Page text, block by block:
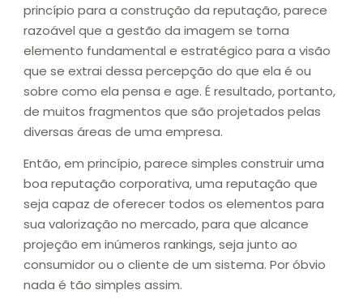
princípio para a construção da reputação, parece
razoável que a gestão da imagem se torna
elemento fundamental e estratégico para a visão
que se extrai dessa percepção do que ela é ou
sobre como ela pensa e age. É resultado, portanto,
de muitos fragmentos que são projetados pelas
diversas áreas de uma empresa.
Então, em princípio, parece simples construir uma
boa reputação corporativa, uma reputação que
seja capaz de oferecer todos os elementos para
sua valorização no mercado, para que alcance
projeção em inúmeros rankings, seja junto ao
consumidor ou o cliente de um sistema. Por óbvio
nada é tão simples assim.